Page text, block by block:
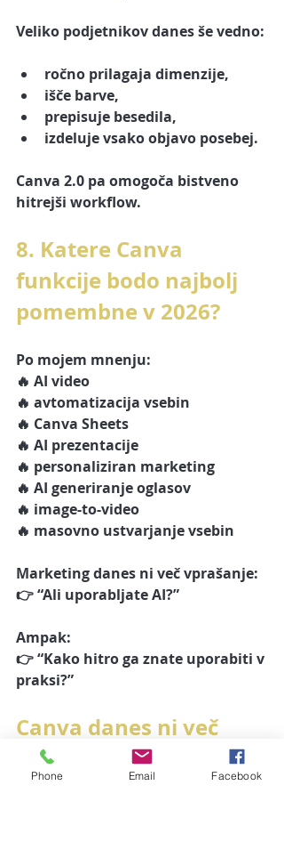
Veliko podjetnikov danes še vedno:
ročno prilagaja dimenzije,
išče barve,
prepisuje besedila,
izdeluje vsako objavo posebej.
Canva 2.0 pa omogoča bistveno
hitrejši workflow.
8. Katere Canva
funkcije bodo najbolj
pomembne v 2026?
Po mojem mnenju:
🔥 AI video
🔥 avtomatizacija vsebin
🔥 Canva Sheets
🔥 AI prezentacije
🔥 personaliziran marketing
🔥 AI generiranje oglasov
🔥 image-to-video
🔥 masovno ustvarjanje vsebin
Marketing danes ni več vprašanje:
👉 “Ali uporabljate AI?”
Ampak:
👉 “Kako hitro ga znate uporabiti v
praksi?”
Canva danes ni več
samo “grafično orodje”
Phone Email Facebook